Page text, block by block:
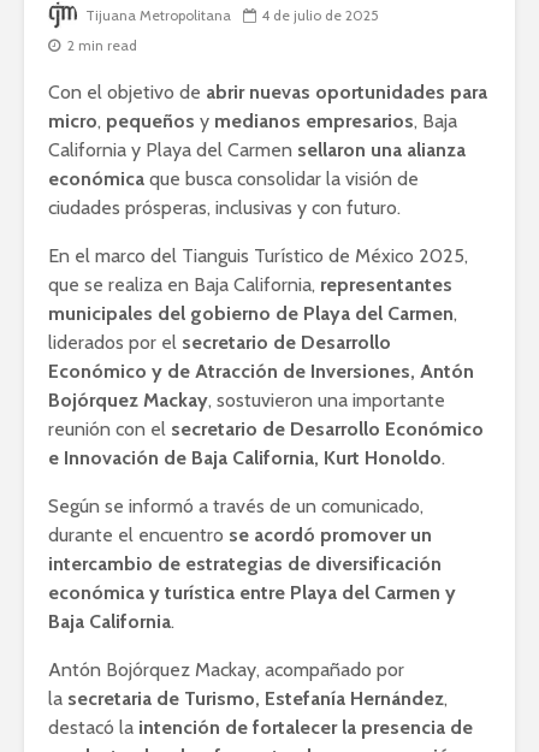
Tijuana Metropolitana
4 de julio de 2025
2 min read
Con el objetivo de abrir nuevas oportunidades para
micro, pequeños y medianos empresarios, Baja
California y Playa del Carmen sellaron una alianza
económica que busca consolidar la visión de
ciudades prósperas, inclusivas y con futuro.
En el marco del Tianguis Turístico de México 2025,
que se realiza en Baja California, representantes
municipales del gobierno de Playa del Carmen,
liderados por el secretario de Desarrollo
Económico y de Atracción de Inversiones, Antón
Bojórquez Mackay, sostuvieron una importante
reunión con el secretario de Desarrollo Económico
e Innovación de Baja California, Kurt Honoldo.
Según se informó a través de un comunicado,
durante el encuentro se acordó promover un
intercambio de estrategias de diversificación
económica y turística entre Playa del Carmen y
Baja California.
Antón Bojórquez Mackay, acompañado por
la secretaria de Turismo, Estefanía Hernández,
destacó la intención de fortalecer la presencia de